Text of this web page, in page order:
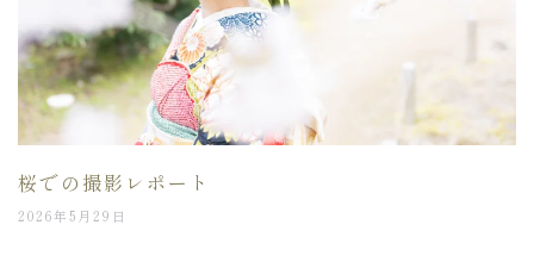
桜での撮影レポート
2026年5月29日